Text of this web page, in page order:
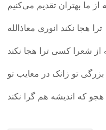
ترا هجا نکند انوری معاذالله
از شعرا کسی ترا هجا نکند
بزرگی تو زانک در معایب تو
که اندیشه هم گرا نکند